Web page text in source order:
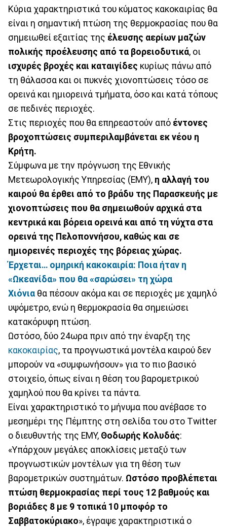
Κύρια χαρακτηριστικά του κύματος κακοκαιρίας θα
είναι η σημαντική πτώση της θερμοκρασίας που θα
σημειωθεί εξαιτίας της έλευσης αερίων μαζών
πολικής προέλευσης από τα βορειοδυτικά, οι
ισχυρές βροχές και καταιγίδες κυρίως πάνω από
τη θάλασσα και οι πυκνές χιονοπτώσεις τόσο σε
ορεινά και ημιορεινά τμήματα, όσο και κατά τόπους
σε πεδινές περιοχές.
Στις περιοχές που θα επηρεαστούν από έντονες
βροχοπτώσεις συμπεριλαμβάνεται εκ νέου η
Κρήτη.
Σύμφωνα με την πρόγνωση της Εθνικής
Μετεωρολογικής Υπηρεσίας (ΕΜΥ), η αλλαγή του
καιρού θα έρθει από το βράδυ της Παρασκευής με
χιονοπτώσεις που θα σημειωθούν αρχικά στα
κεντρικά και βόρεια ορεινά και από τη νύχτα στα
ορεινά της Πελοποννήσου, καθώς και σε
ημιορεινές περιοχές της βόρειας χώρας.
Έρχεται… ομηρική κακοκαιρία: Ποια ήταν η
«Ωκεανίδα» που θα «σαρώσει» τη χώρα
Χιόνια θα πέσουν ακόμα και σε περιοχές με χαμηλό
υψόμετρο, ενώ η θερμοκρασία θα σημειώσει
κατακόρυφη πτώση.
Ωστόσο, δύο 24ωρα πριν από την έναρξη της
κακοκαιρίας, τα προγνωστικά μοντέλα καιρού δεν
μπορούν να «συμφωνήσουν» για το πιο βασικό
στοιχείο, όπως είναι η θέση του βαρομετρικού
χαμηλού που θα κρίνει τα πάντα.
Είναι χαρακτηριστικό το μήνυμα που ανέβασε το
μεσημέρι της Πέμπτης στη σελίδα του στο Twitter
ο διευθυντής της ΕΜΥ, Θοδωρής Κολυδάς:
«Υπάρχουν μεγάλες αποκλίσεις μεταξύ των
προγνωστικών μοντέλων για τη θέση των
βαρομετρικών συστημάτων. Ωστόσο προβλέπεται
πτώση θερμοκρασίας περί τους 12 βαθμούς και
βοριάδες 8 με 9 τοπικά 10 μποφόρ το
Σαββατοκύριακο», έγραψε χαρακτηριστικά ο